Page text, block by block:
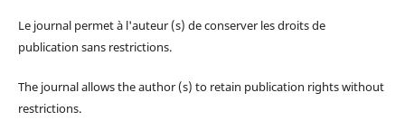
Le journal permet à l'auteur (s) de conserver les droits de
publication sans restrictions.
The journal allows the author (s) to retain publication rights without
restrictions.